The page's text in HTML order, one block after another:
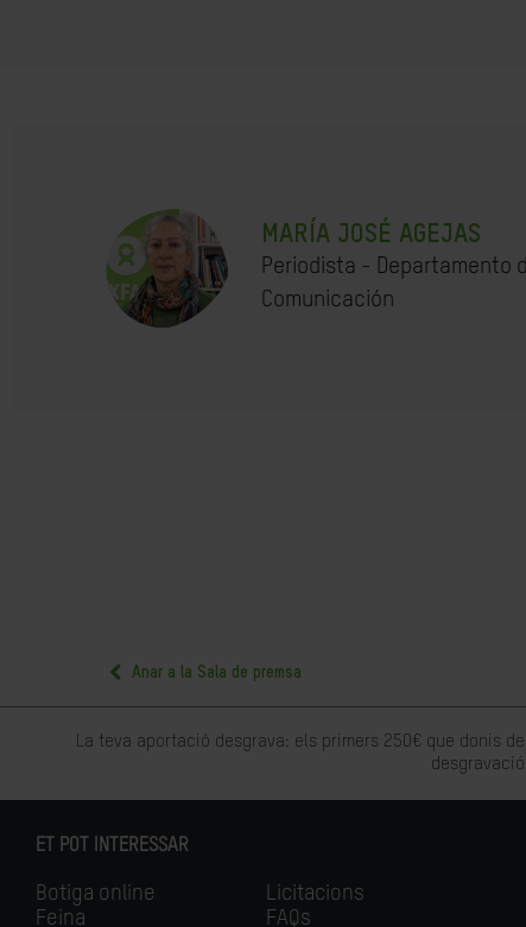
MARÍA JOSÉ AGEJAS
Periodista - Departamento
Comunicación
Anar a la Sala de premsa
La teva aportació desgrava: els primers 250€ que donis
ET POT INTERESSAR
Botiga online
Feina
Licitacions
FAQs